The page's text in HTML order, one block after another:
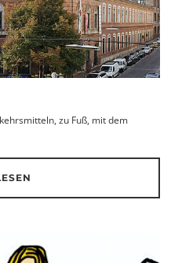
zu Fuß, mit dem